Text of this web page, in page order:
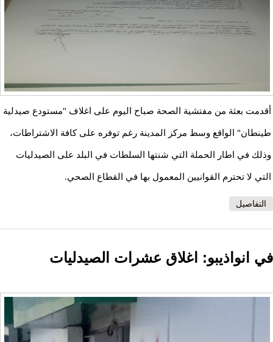
أقدمت بعثة من مفتشية الصحة صباح اليوم على اغلاف "مستودع صيدلية
طينطان" الواقع وسط مركز المدينة رغم توفره على كافة الاشتراطات،
وذلك في اطار الحملة التي شنتها السلطات في البلد على الصيدليات
التي لا تحترم القوانيين المعمول بها في القطاع الصحي.
التفاصيل
في انواذيبو: اغلاق عشرات الصيدليات